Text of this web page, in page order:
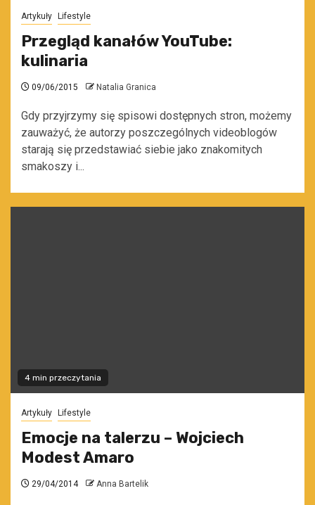
Artykuły Lifestyle
Przegląd kanałów YouTube:
kulinaria
09/06/2015 Natalia Granica
Gdy przyjrzymy się spisowi dostępnych stron, możemy
zauważyć, że autorzy poszczególnych videoblogów
starają się przedstawiać siebie jako znakomitych
smakoszy i...
4 min przeczytania
Artykuły Lifestyle
Emocje na talerzu – Wojciech
Modest Amaro
29/04/2014 Anna Bartelik